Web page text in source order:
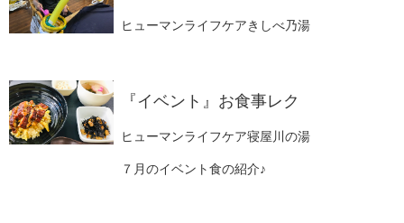
ヒューマンライフケアきしべ乃湯
『イベント』お食事レク
ヒューマンライフケア寝屋川の湯
７月のイベント食の紹介♪